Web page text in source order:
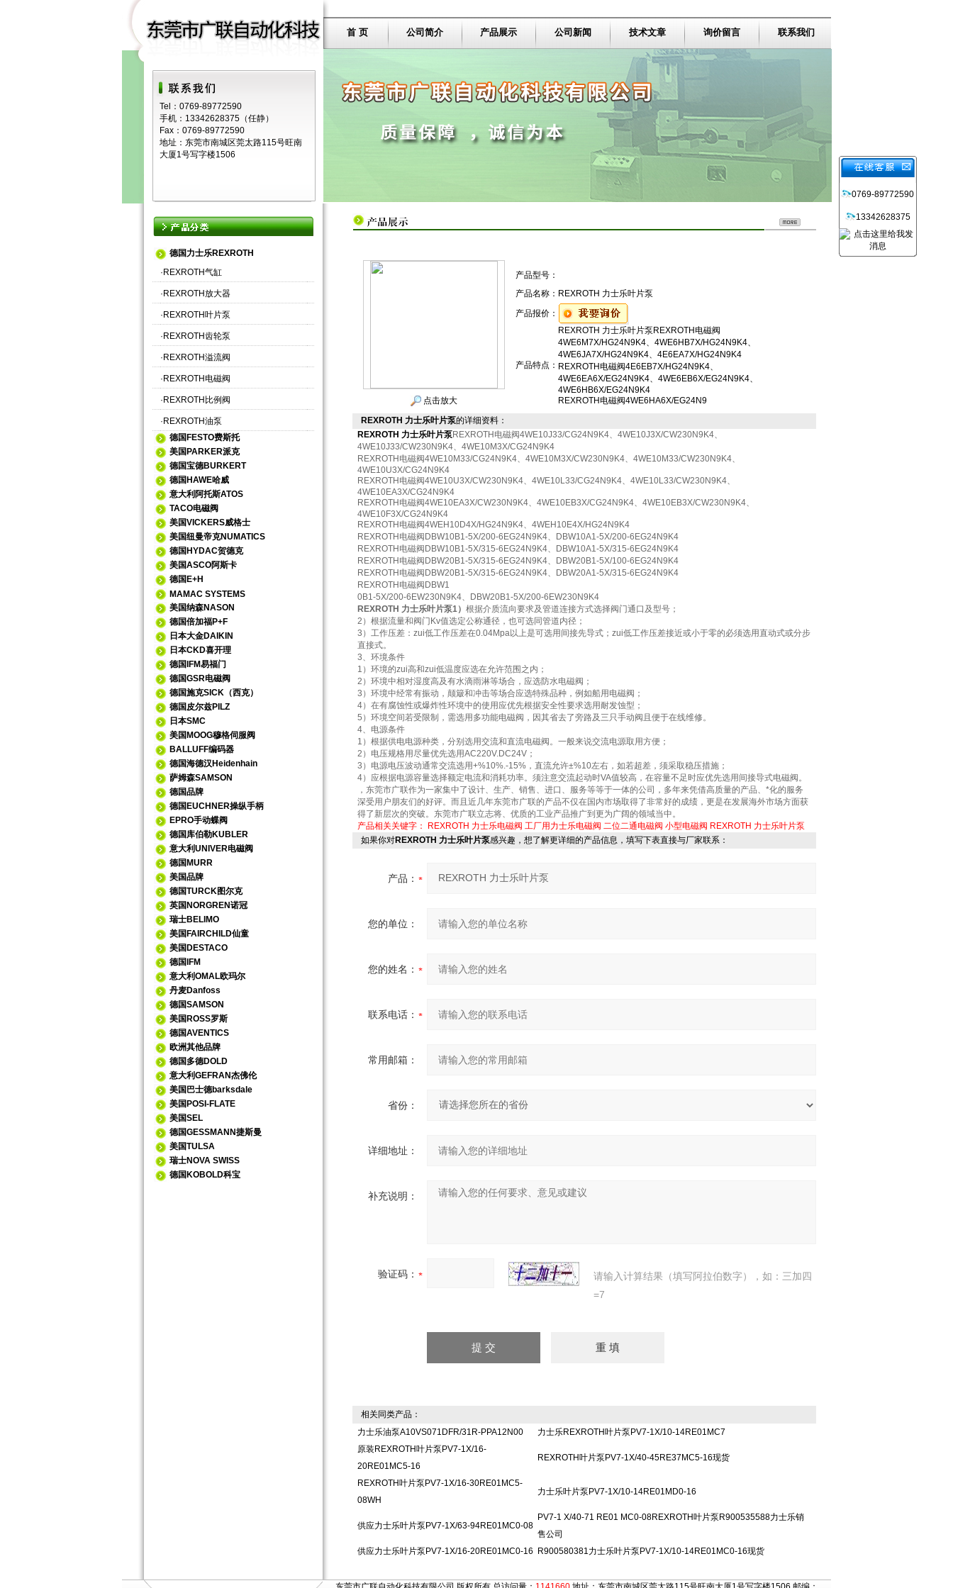
Tel：0769-89772590
手机：13342628375（任静）
Fax：0769-89772590
地址：东莞市南城区莞太路115号旺南
大厦1号写字楼1506
首 页 公司简介 产品展示 公司新闻 技术文章 询价留言 联系我们
德国力士乐REXROTH
· REXROTH气缸
· REXROTH放大器
· REXROTH叶片泵
· REXROTH齿轮泵
· REXROTH溢流阀
· REXROTH电磁阀
· REXROTH比例阀
· REXROTH油泵
德国FESTO费斯托
美国PARKER派克
德国宝德BURKERT
德国HAWE哈威
意大利阿托斯ATOS
TACO电磁阀
美国VICKERS威格士
美国纽曼帝克NUMATICS
德国HYDAC贺德克
美国ASCO阿斯卡
德国E+H
MAMAC SYSTEMS
美国纳森NASON
德国倍加福P+F
日本大金DAIKIN
日本CKD喜开理
德国IFM易福门
德国GSR电磁阀
德国施克SICK（西克）
德国皮尔兹PILZ
日本SMC
美国MOOG穆格伺服阀
BALLUFF编码器
德国海德汉Heidenhain
萨姆森SAMSON
德国品牌
德国EUCHNER操纵手柄
EPRO手动蝶阀
德国库伯勒KUBLER
意大利UNIVER电磁阀
德国MURR
美国品牌
德国TURCK图尔克
英国NORGREN诺冠
瑞士BELIMO
美国FAIRCHILD仙童
美国DESTACO
德国IFM
意大利OMAL欧玛尔
丹麦Danfoss
德国SAMSON
美国ROSS罗斯
德国AVENTICS
欧洲其他品牌
德国多德DOLD
意大利GEFRAN杰佛伦
美国巴士德barksdale
美国POSI-FLATE
美国SEL
德国GESSMANN捷斯曼
美国TULSA
瑞士NOVA SWISS
德国KOBOLD科宝
点击放大
产品型号：
产品名称： REXROTH 力士乐叶片泵
产品报价：
产品特点：
REXROTH 力士乐叶片泵REXROTH电磁阀
4WE6M7X/HG24N9K4、4WE6HB7X/HG24N9K4、
4WE6JA7X/HG24N9K4、4E6EA7X/HG24N9K4
REXROTH电磁阀4E6EB7X/HG24N9K4、
4WE6EA6X/EG24N9K4、4WE6EB6X/EG24N9K4、
4WE6HB6X/EG24N9K4
REXROTH电磁阀4WE6HA6X/EG24N9
REXROTH 力士乐叶片泵的详细资料：
REXROTH 力士乐叶片泵REXROTH电磁阀4WE10J33/CG24N9K4、4WE10J3X/CW230N9K4、
4WE10J33/CW230N9K4、4WE10M3X/CG24N9K4
REXROTH电磁阀4WE10M33/CG24N9K4、4WE10M3X/CW230N9K4、4WE10M33/CW230N9K4、
4WE10U3X/CG24N9K4
REXROTH电磁阀4WE10U3X/CW230N9K4、4WE10L33/CG24N9K4、4WE10L33/CW230N9K4、
4WE10EA3X/CG24N9K4
REXROTH电磁阀4WE10EA3X/CW230N9K4、4WE10EB3X/CG24N9K4、4WE10EB3X/CW230N9K4、
4WE10F3X/CG24N9K4
REXROTH电磁阀4WEH10D4X/HG24N9K4、4WEH10E4X/HG24N9K4
REXROTH电磁阀DBW10B1-5X/200-6EG24N9K4、DBW10A1-5X/200-6EG24N9K4
REXROTH电磁阀DBW10B1-5X/315-6EG24N9K4、DBW10A1-5X/315-6EG24N9K4
REXROTH电磁阀DBW20B1-5X/315-6EG24N9K4、DBW20B1-5X/100-6EG24N9K4
REXROTH电磁阀DBW20B1-5X/315-6EG24N9K4、DBW20A1-5X/315-6EG24N9K4
REXROTH电磁阀DBW1
0B1-5X/200-6EW230N9K4、DBW20B1-5X/200-6EW230N9K4
REXROTH 力士乐叶片泵1） 根据介质流向要求及管道连接方式选择阀门通口及型号；
2）根据流量和阀门Kv值选定公称通径，也可选同管道内径；
3）工作压差：zui低工作压差在0.04Mpa以上是可选用间接先导式；zui低工作压差接近或小于零的必须选用直动式或分步
直接式。
3、环境条件
1）环境的zui高和zui低温度应选在允许范围之内；
2）环境中相对湿度高及有水滴雨淋等场合，应选防水电磁阀；
3）环境中经常有振动，颠簸和冲击等场合应选特殊品种，例如船用电磁阀；
4）在有腐蚀性或爆炸性环境中的使用应优先根据安全性要求选用耐发蚀型；
5）环境空间若受限制，需选用多功能电磁阀，因其省去了旁路及三只手动阀且便于在线维修。
4、电源条件
1）根据供电电源种类，分别选用交流和直流电磁阀。一般来说交流电源取用方便；
2）电压规格用尽量优先选用AC220V.DC24V；
3）电源电压波动通常交流选用+%10%.-15%，直流允许±%10左右，如若超差，须采取稳压措施；
4）应根据电源容量选择额定电流和消耗功率。须注意交流起动时VA值较高，在容量不足时应优先选用间接导式电磁阀。
，东莞市广联作为一家集中了设计、生产、销售、进口、服务等等于一体的公司，多年来凭借高质量的产品、*化的服务
深受用户朋友们的好评。而且近几年东莞市广联的产品不仅在国内市场取得了非常好的成绩，更是在发展海外市场方面获
得了新层次的突破。东莞市广联立志将、优质的工业产品推广到更为广阔的领域当中。
产品相关关键字：
REXROTH 力士乐电磁阀 工厂用力士乐电磁阀 二位二通电磁阀 小型电磁阀 REXROTH 力士乐叶片泵
如果你对REXROTH 力士乐叶片泵感兴趣，想了解更详细的产品信息，填写下表直接与厂家联系：
产品：
您的单位：
您的姓名：
联系电话：
常用邮箱：
省份：
详细地址：
补充说明：
验证码：
请输入计算结果（填写阿拉伯数字），如：三加四
=7
相关同类产品：
力士乐油泵A10VS071DFR/31R-PPA12N00
力士乐REXROTH叶片泵PV7-1X/10-14RE01MC7
原装REXROTH叶片泵PV7-1X/16-
20RE01MC5-16
REXROTH叶片泵PV7-1X/40-45RE37MC5-16现货
REXROTH叶片泵PV7-1X/16-30RE01MC5-
08WH
力士乐叶片泵PV7-1X/10-14RE01MD0-16
供应力士乐叶片泵PV7-1X/63-94RE01MC0-08
PV7-1 X/40-71 RE01 MC0-08REXROTH叶片泵R900535588力士乐销
售公司
供应力士乐叶片泵PV7-1X/16-20RE01MC0-16
R900580381力士乐叶片泵PV7-1X/10-14RE01MC0-16现货
0769-89772590
13342628375